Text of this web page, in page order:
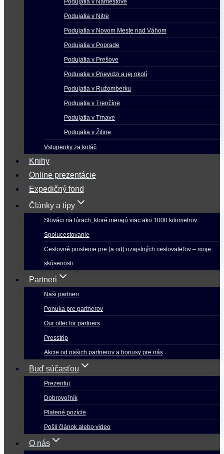
Podujatia v Námestove
Podujatia v Nitre
Podujatia v Novom Meste nad Váhom
Podujatia v Poprade
Podujatia v Prešove
Podujatia v Prievidzi a jej okolí
Podujatia v Ružomberku
Podujatia v Trenčíne
Podujatia v Trnave
Podujatia v Žiline
Vstupenky za koláč
Knihy
Online prezentácie
Expedičný fond
Články a tipy
Slováci na túrach, ktoré merajú viac ako 1000 kilometrov
Spolucestovanie
Cestovné poistenie pre (a od) ozajstných cestovateľov – moje
skúsenosti
Partneri
Naši partneri
Ponuka pre partnerov
Our offer for partners
Presstrip
Akcie od našich partnerov a bonusy pre nás
Buď súčasťou
Prezentuj
Dobrovoľník
Platené pozície
Pošli článok alebo video
O nás